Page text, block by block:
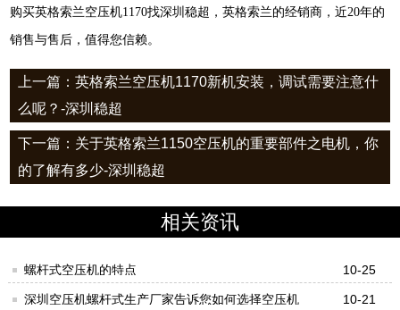
购买英格索兰空压机1170找深圳稳超，英格索兰的经销商，近20年的
销售与售后，值得您信赖。
上一篇：英格索兰空压机1170新机安装，调试需要注意什
么呢？-深圳稳超
下一篇：关于英格索兰1150空压机的重要部件之电机，你
的了解有多少-深圳稳超
相关资讯
螺杆式空压机的特点 10-25
深圳空压机螺杆式生产厂家告诉您如何选择空压机 10-21